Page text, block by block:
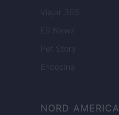
Viajar 365
ES Newz
Pet Story
Encocina
NORD AMERICA